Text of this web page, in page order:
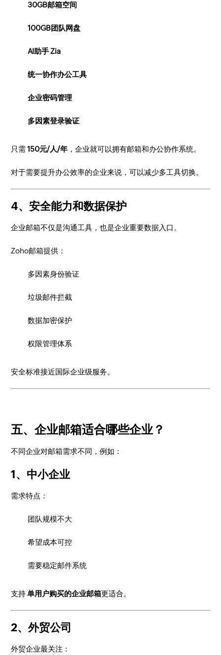
30GB邮箱空间
100GB团队网盘
AI助手 Zia
统一协作办公工具
企业密码管理
多因素登录验证
只需150元/人/年 ，企业就可以拥有邮箱和办公协作系统。
对于需要提升办公效率的企业来说，可以减少多工具切换。
4、安全能力和数据保护
企业邮箱不仅是沟通工具，也是企业重要数据入口。
Zoho邮箱提供：
多因素身份验证
垃圾邮件拦截
数据加密保护
权限管理体系
安全标准接近国际企业级服务。
五、企业邮箱适合哪些企业？
不同企业对邮箱需求不同，例如：
1、中小企业
需求特点：
团队规模不大
希望成本可控
需要稳定邮件系统
支持单用户购买的企业邮箱更适合。
2、外贸公司
外贸企业最关注：